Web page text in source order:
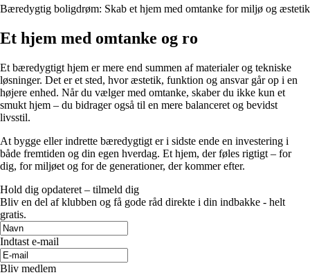
Bæredygtig boligdrøm: Skab et hjem med omtanke for miljø og æstetik
Et hjem med omtanke og ro
Et bæredygtigt hjem er mere end summen af materialer og tekniske
løsninger. Det er et sted, hvor æstetik, funktion og ansvar går op i en
højere enhed. Når du vælger med omtanke, skaber du ikke kun et
smukt hjem – du bidrager også til en mere balanceret og bevidst
livsstil.
At bygge eller indrette bæredygtigt er i sidste ende en investering i
både fremtiden og din egen hverdag. Et hjem, der føles rigtigt – for
dig, for miljøet og for de generationer, der kommer efter.
Hold dig opdateret – tilmeld dig
Bliv en del af klubben og få gode råd direkte i din indbakke - helt
gratis.
Indtast e-mail
Bliv medlem